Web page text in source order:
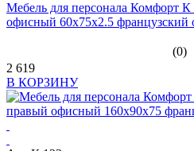
Мебель для персонала Комфорт К
офисный 60х75х2.5 французский
(0)
2 619
В КОРЗИНУ